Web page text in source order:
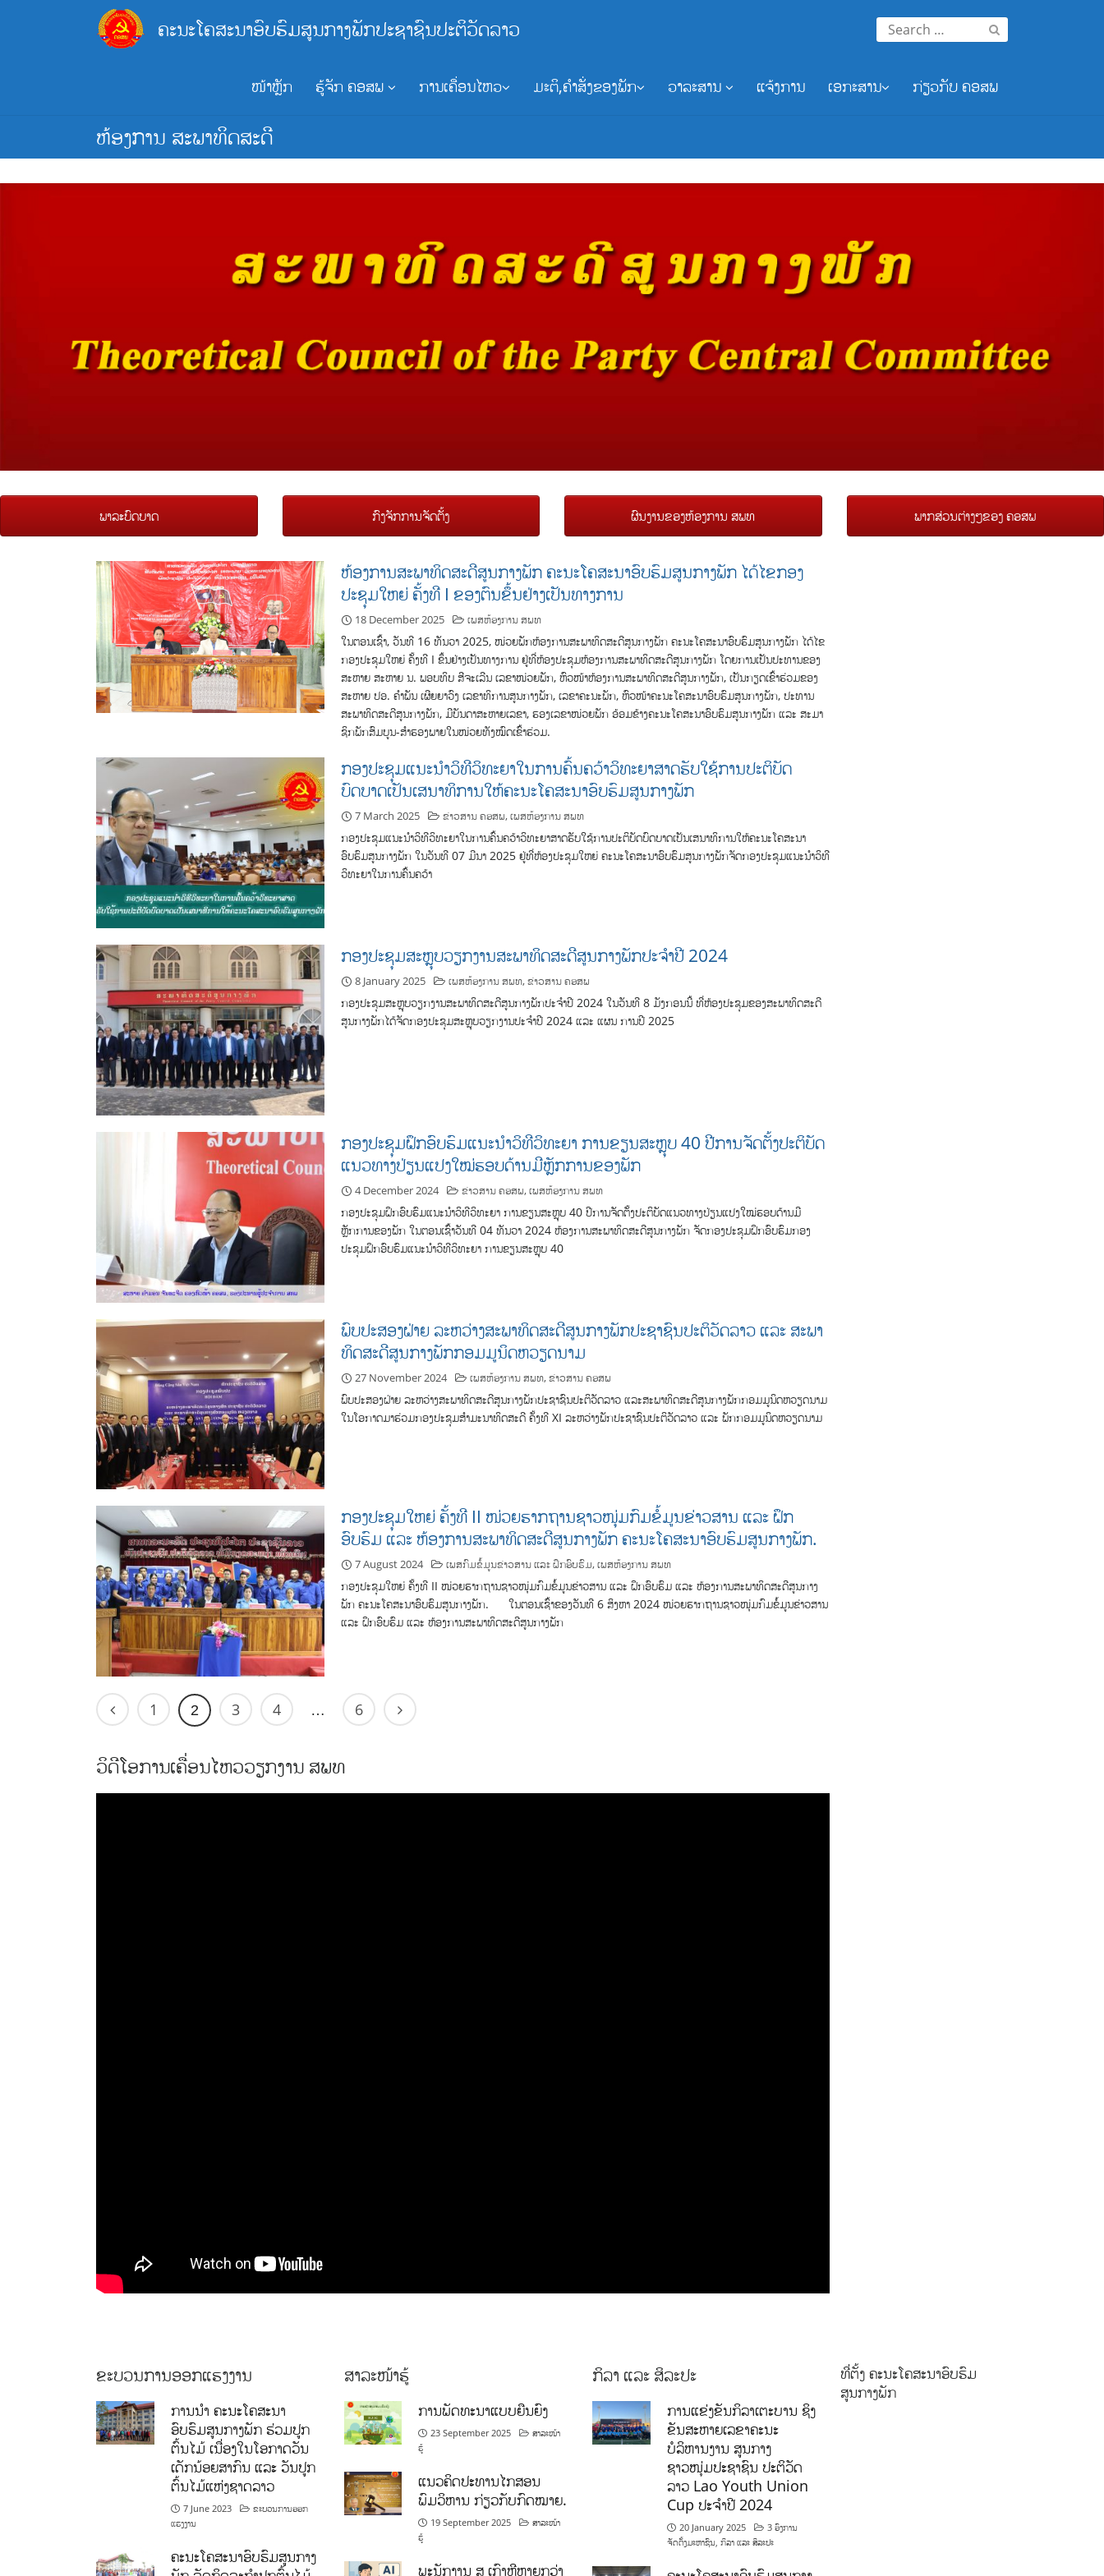
ຄະນະໂຄສະນາອົບຮົມສູນກາງພັກປະຊາຊົນປະຕິວັດລາວ
Search
for:
ໜ້າຫຼັກ ຮູ້ຈັກ ຄອສພ ການເຄື່ອນໄຫວ ມະຕິ,ຄຳສັ່ງຂອງພັກ ວາລະສານ ແຈ້ງການ ເອກະສານ ກ່ຽວກັບ ຄອສພ
ຫ້ອງການ ສະພາທິດສະດີ
ພາລະບົດບາດ ກົງຈັກການຈັດຕັ້ງ ຜົນງານຂອງຫ້ອງການ ສພທ ພາກສ່ວນຕ່າງໆຂອງ ຄອສພ
ຫ້ອງການສະພາທິດສະດີສູນກາງພັກ ຄະນະໂຄສະນາອົບຮົມສູນກາງພັກ ໄດ້ໄຂກອງ
ປະຊຸມໃຫຍ່ ຄັ້ງທີ I ຂອງຕົນຂຶ້ນຢ່າງເປັນທາງການ
18 December 2025 ເພສຫ້ອງການ ສພທ
ໃນຕອນເຊົ້າ, ວັນທີ 16 ທັນວາ 2025, ໜ່ວຍພັກຫ້ອງການສະພາທິດສະດີສູນກາງພັກ ຄະນະໂຄສະນາອົບຮົມສູນກາງພັກ ໄດ້ໄຂ
ກອງປະຊຸມໃຫຍ່ ຄັ້ງທີ I ຂຶ້ນຢ່າງເປັນທາງການ ຢູ່ທີ່ຫ້ອງປະຊຸມຫ້ອງການສະພາທິດສະດີສູນກາງພັກ ໂດຍການເປັນປະທານຂອງ
ສະຫາຍ ສະຫາຍ ນ. ພອບທິບ ສີຈະເລີນ ເລຂາໜ່ວຍພັກ, ຫົວໜ້າຫ້ອງການສະພາທິດສະດີສູນກາງພັກ, ເປັນກຽດເຂົ້າຮ່ວມຂອງ
ສະຫາຍ ປອ. ຄໍາພັນ ເຜີຍຍາວົງ ເລຂາທິການສູນກາງພັກ, ເລຂາຄະນະພັກ, ຫົວໜ້າຄະນະໂຄສະນາອົບຮົມສູນກາງພັກ, ປະທານ
ສະພາທິດສະດີສູນກາງພັກ, ມີບັນດາສະຫາຍເລຂາ, ຮອງເລຂາໜ່ວຍພັກ ອ້ອມຂ້າງຄະນະໂຄສະນາອົບຮົມສູນກາງພັກ ແລະ ສະມາ
ຊິກພັກສົມບູນ-ສໍາຮອງພາຍໃນໜ່ວຍທັງໝົດເຂົ້າຮ່ວມ.
ກອງປະຊຸມແນະນຳວິທີວິທະຍາໃນການຄົ້ນຄວ້າວິທະຍາສາດຮັບໃຊ້ການປະຕິບັດ
ບົດບາດເປັນເສນາທິການໃຫ້ຄະນະໂຄສະນາອົບຮົມສູນກາງພັກ
7 March 2025 ຂ່າວສານ ຄອສພ,ເພສຫ້ອງການ ສພທ
ກອງປະຊຸມແນະນຳວິທີວິທະຍາໃນການຄົ້ນຄວ້າວິທະຍາສາດຮັບໃຊ້ການປະຕິບັດບົດບາດເປັນເສນາທິການໃຫ້ຄະນະໂຄສະນາ
ອົບຮົມສູນກາງພັກ ໃນວັນທີ 07 ມີນາ 2025 ຢູ່ທີ່ຫ້ອງປະຊຸມໃຫຍ່ ຄະນະໂຄສະນາອົບຮົມສູນກາງພັກຈັດກອງປະຊຸມແນະນຳວິທີ
ວິທະຍາໃນການຄົ້ນຄວ້າ
ກອງປະຊຸມສະຫຼຸບວຽກງານສະພາທິດສະດີສູນກາງພັກປະຈຳປີ 2024
8 January 2025 ເພສຫ້ອງການ ສພທ,ຂ່າວສານ ຄອສພ
ກອງປະຊຸມສະຫຼຸບວຽກງານສະພາທິດສະດີສູນກາງພັກປະຈຳປີ 2024 ໃນວັນທີ 8 ມັງກອນນີ້ ທີ່ຫ້ອງປະຊຸມຂອງສະພາທິດສະດີ
ສູນກາງພັກໄດ້ຈັດກອງປະຊຸມສະຫຼຸບວຽກງານປະຈຳປີ 2024 ແລະ ແຜນ ການປີ 2025
ກອງປະຊຸມຝຶກອົບຮົມແນະນຳວິທີວິທະຍາ ການຂຽນສະຫຼຸບ 40 ປີການຈັດຕັ້ງປະຕິບັດ
ແນວທາງປ່ຽນແປງໃໝ່ຮອບດ້ານມີຫຼັກການຂອງພັກ
4 December 2024 ຂ່າວສານ ຄອສພ,ເພສຫ້ອງການ ສພທ
ກອງປະຊຸມຝຶກອົບຮົມແນະນຳວິທີວິທະຍາ ການຂຽນສະຫຼຸບ 40 ປີການຈັດຕັ້ງປະຕິບັດແນວທາງປ່ຽນແປງໃໝ່ຮອບດ້ານມີ
ຫຼັກການຂອງພັກ ໃນຕອນເຊົ້າວັນທີ 04 ທັນວາ 2024 ຫ້ອງການສະພາທິດສະດີສູນກາງພັກ ຈັດກອງປະຊຸມຝຶກອົບຮົມກອງ
ປະຊຸມຝຶກອົບຮົມແນະນຳວິທີວິທະຍາ ການຂຽນສະຫຼຸບ 40
ພົບປະສອງຝ່າຍ ລະຫວ່າງສະພາທິດສະດີສູນກາງພັກປະ​ຊາ​ຊົນ​ປະ​ຕິ​ວັດລາວ ແລະ ສະ​ພາ​
ທິດ​ສະ​ດີ​ສູນ​ກາງ​ພັກ​ກອມ​ມູ​ນິດຫວຽດນາມ
27 November 2024 ເພສຫ້ອງການ ສພທ,ຂ່າວສານ ຄອສພ
ພົບປະສອງຝ່າຍ ລະຫວ່າງສະພາທິດສະດີສູນກາງພັກປະ​ຊາ​ຊົນ​ປະ​ຕິ​ວັດລາວ ແລະສະ​ພາ​ທິດ​ສະ​ດີ​ສູນ​ກາງ​ພັກ​ກອມ​ມູ​ນິດຫວຽດນາມ
ໃນໂອກາດມາຮ່ວມກອງ​ປະ​ຊຸມສໍາມະນາທິດສະດີ ຄັ້ງ​ທີ XI ລະຫວ່າງພັກປະຊາຊົນປະຕິວັດລາວ ແລະ ພັກກອມມູນິດຫວຽດນາມ
ກອງປະຊຸມໃຫຍ່ ຄັ້ງທີ II ໜ່ວຍຮາກຖານຊາວໜຸ່ມກົມຂໍ້ມູນຂ່າວສານ ແລະ ຝຶກ
ອົບຮົມ ແລະ ຫ້ອງການສະພາທິດສະດີສູນກາງພັກ ຄະນະໂຄສະນາອົບຮົມສູນກາງພັກ.
7 August 2024 ເພສກົມຂໍ້ມູນຂ່າວສານ ແລະ ຝຶກອົບຮົມ,ເພສຫ້ອງການ ສພທ
ກອງປະຊຸມໃຫຍ່ ຄັ້ງທີ II ໜ່ວຍຮາກຖານຊາວໜຸ່ມກົມຂໍ້ມູນຂ່າວສານ ແລະ ຝຶກອົບຮົມ ແລະ ຫ້ອງການສະພາທິດສະດີສູນກາງ
ພັກ ຄະນະໂຄສະນາອົບຮົມສູນກາງພັກ. ໃນຕອນເຊົ້າຂອງວັນທີ 6 ສິງຫາ 2024 ໜ່ວຍຮາກຖານຊາວໜຸ່ມກົມຂໍ້ມູນຂ່າວສານ
ແລະ ຝຶກອົບຮົມ ແລະ ຫ້ອງການສະພາທິດສະດີສູນກາງພັກ
1 2 3 4 … 6
ວິດີໂອການເຄື່ອນໄຫວວຽກງານ ສພທ
ຂະບວນການອອກແຮງງານ
ການນໍາ ຄະນະໂຄສະນາ
ອົບຮົມສູນກາງພັກ ຮ່ວມປູກ
ຕົ້ນໄມ້ ເນື່ອງໃນໂອກາດວັນ
ເດັກນ້ອຍສາກົນ ແລະ ວັນປູກ
ຕົ້ນໄມ້ແຫ່ງຊາດລາວ
7 June 2023
ຂະບວນການອອກ
ແຮງງານ
ຄະນະໂຄສະນາອົບຮົມສູນກາງ
ສາລະໜ້າຮູ້
ການພັດທະນາແບບຍືນຍົງ
23 September 2025
ສາລະໜ້າ
ຮູ້
ແນວຄິດປະທານໄກສອນ
ພົມວິຫານ ກ່ຽວກັບກົດໝາຍ.
19 September 2025
ສາລະໜ້າ
ຮູ້
ພະນັກງານ ສ ເກົາຫຼີຫຼາຍກວ່າ
ກິລາ ແລະ ສິລະປະ
ການແຂ່ງຂັນກິລາເຕະບານ ຊິງ
ຂັນສະຫາຍເລຂາຄະນະ
ບໍລິຫານງານ ສູນກາງ
ຊາວໜຸ່ມປະຊາຊົນ ປະຕິວັດ
ລາວ Lao Youth Union
Cup ປະຈຳປີ 2024
20 January 2025
3 ອົງການ
ຈັດຕັ້ງມະຫາຊົນ, ກິລາ ແລະ ສິລະປະ
ທີ່ຕັ້ງ ຄະນະໂຄສະນາອົບຮົມ
ສູນກາງພັກ